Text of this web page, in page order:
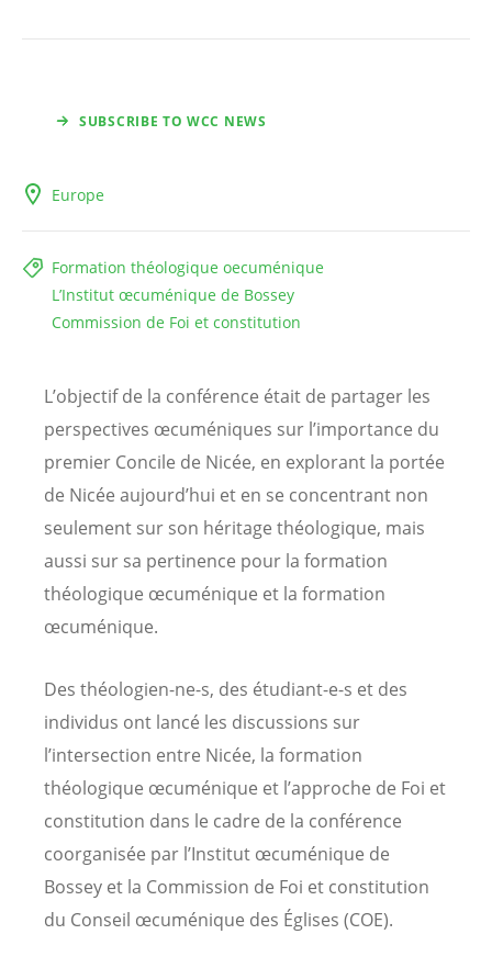
SUBSCRIBE TO WCC NEWS
Europe
Formation théologique oecuménique
L’Institut œcuménique de Bossey
Commission de Foi et constitution
L’objectif de la conférence était de partager les
perspectives œcuméniques sur l’importance du
premier Concile de Nicée, en explorant la portée
de Nicée aujourd’hui et en se concentrant non
seulement sur son héritage théologique, mais
aussi sur sa pertinence pour la formation
théologique œcuménique et la formation
œcuménique.
Des théologien-ne-s, des étudiant-e-s et des
individus ont lancé les discussions sur
l’intersection entre Nicée, la formation
théologique œcuménique et l’approche de Foi et
constitution dans le cadre de la conférence
coorganisée par l’Institut œcuménique de
Bossey et la Commission de Foi et constitution
du Conseil œcuménique des Églises (COE).